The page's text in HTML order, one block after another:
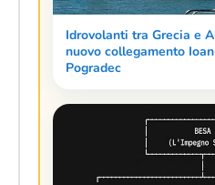
Idrovolanti tra Grecia e
nuovo collegamento
Pogradec